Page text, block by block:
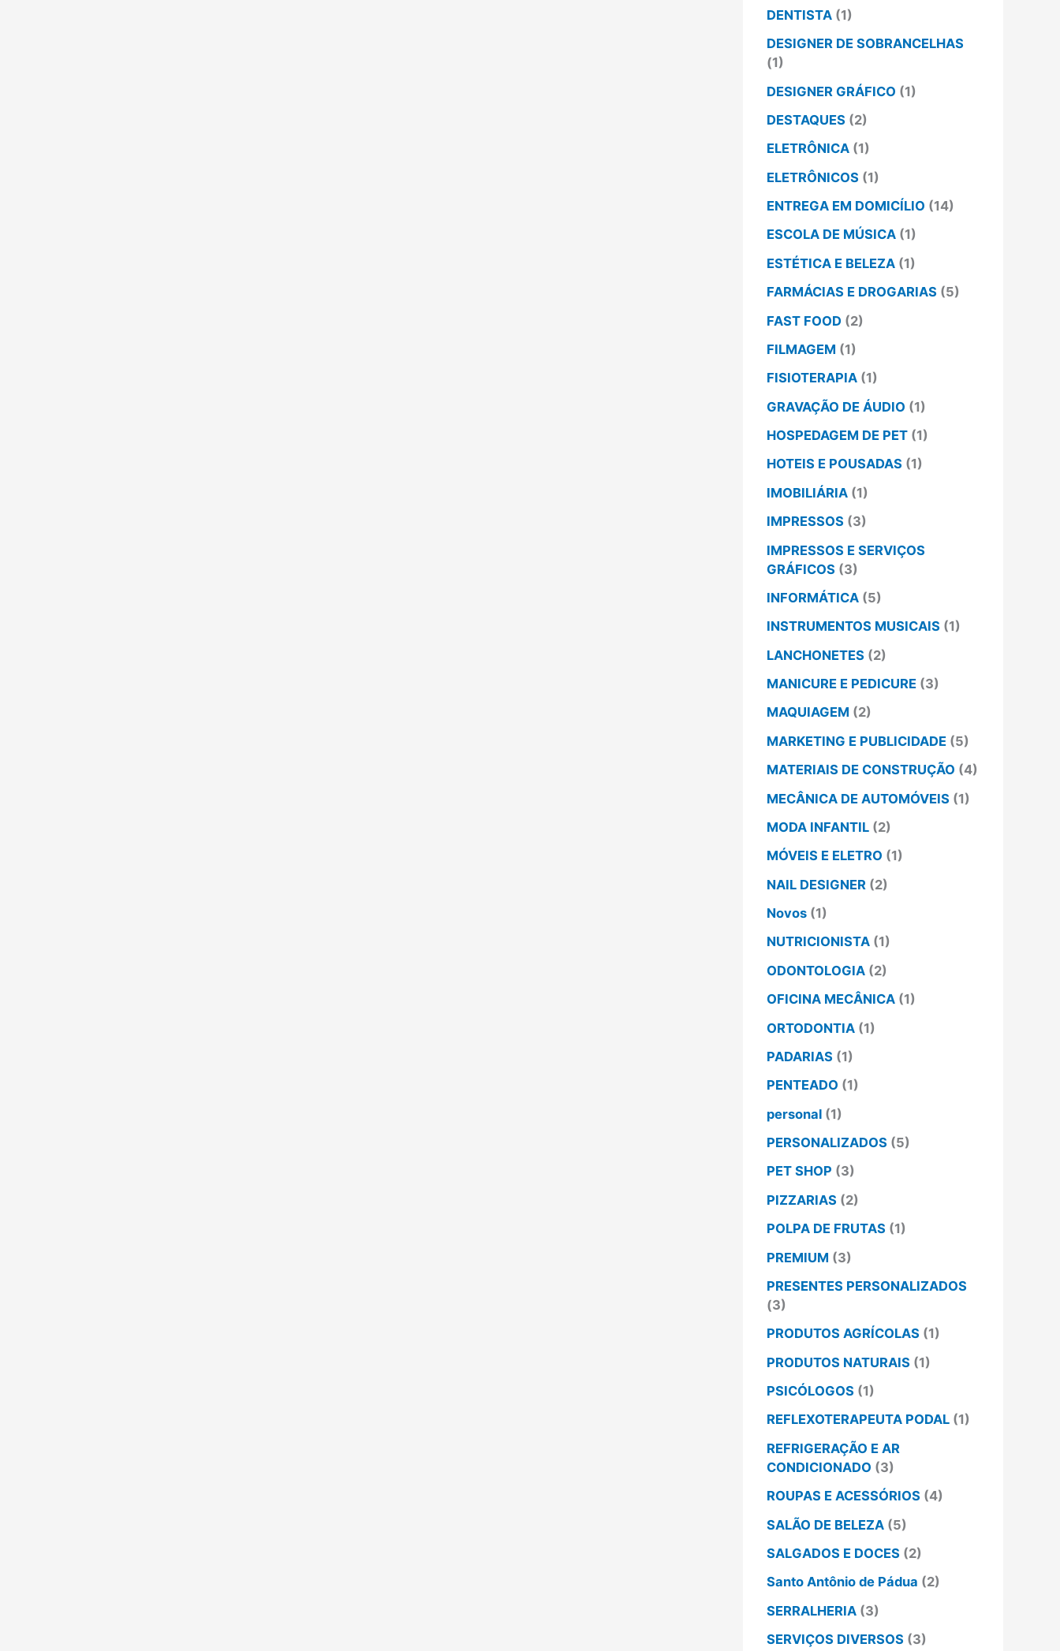
DENTISTA (1)
DESIGNER DE SOBRANCELHAS
(1)
DESIGNER GRÁFICO (1)
DESTAQUES (2)
ELETRÔNICA (1)
ELETRÔNICOS (1)
ENTREGA EM DOMICÍLIO (14)
ESCOLA DE MÚSICA (1)
ESTÉTICA E BELEZA (1)
FARMÁCIAS E DROGARIAS (5)
FAST FOOD (2)
FILMAGEM (1)
FISIOTERAPIA (1)
GRAVAÇÃO DE ÁUDIO (1)
HOSPEDAGEM DE PET (1)
HOTEIS E POUSADAS (1)
IMOBILIÁRIA (1)
IMPRESSOS (3)
IMPRESSOS E SERVIÇOS
GRÁFICOS (3)
INFORMÁTICA (5)
INSTRUMENTOS MUSICAIS (1)
LANCHONETES (2)
MANICURE E PEDICURE (3)
MAQUIAGEM (2)
MARKETING E PUBLICIDADE (5)
MATERIAIS DE CONSTRUÇÃO (4)
MECÂNICA DE AUTOMÓVEIS (1)
MODA INFANTIL (2)
MÓVEIS E ELETRO (1)
NAIL DESIGNER (2)
Novos (1)
NUTRICIONISTA (1)
ODONTOLOGIA (2)
OFICINA MECÂNICA (1)
ORTODONTIA (1)
PADARIAS (1)
PENTEADO (1)
personal (1)
PERSONALIZADOS (5)
PET SHOP (3)
PIZZARIAS (2)
POLPA DE FRUTAS (1)
PREMIUM (3)
PRESENTES PERSONALIZADOS
(3)
PRODUTOS AGRÍCOLAS (1)
PRODUTOS NATURAIS (1)
PSICÓLOGOS (1)
REFLEXOTERAPEUTA PODAL (1)
REFRIGERAÇÃO E AR
CONDICIONADO (3)
ROUPAS E ACESSÓRIOS (4)
SALÃO DE BELEZA (5)
SALGADOS E DOCES (2)
Santo Antônio de Pádua (2)
SERRALHERIA (3)
SERVIÇOS DIVERSOS (3)